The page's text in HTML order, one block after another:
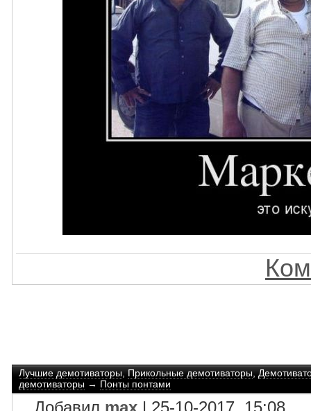
Лучшие демотиваторы,Прикольные демотиваторы,
демотиваторы → Понты понтами
Добавил max | 25-10-2017, 15:08